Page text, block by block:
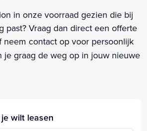
in onze voorraad gezien die bij
past? Vraag dan direct een offerte
neem contact op voor persoonlijk
je graag de weg op in jouw nieuwe
wilt leasen